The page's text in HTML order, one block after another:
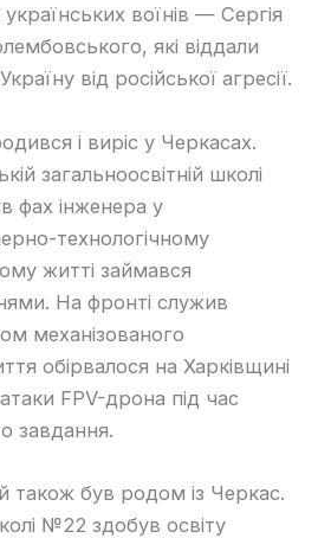
воїнів — Сергія
які віддали
від російської агресії.
і виріс у Черкасах.
загальноосвітній школі
фах інженера у
технологічному
житті займався
На фронті служив
механізованого
обірвалося на Харківщині
FPV-дрона під час
завдання.
також був родом із Черкас.
№22 здобув освіту